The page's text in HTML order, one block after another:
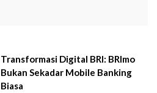
Transformasi Digital BRI: BRImo
Bukan Sekadar Mobile Banking
Biasa